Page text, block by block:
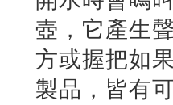
壺，它產生
方或握把如
製品，皆有